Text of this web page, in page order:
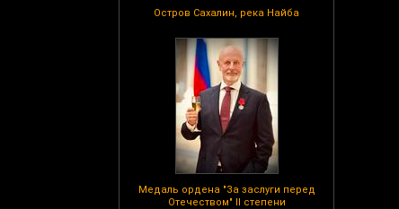
Остров Сахалин, река Найба
Медаль ордена "За заслуги перед
Отечеством" II степени